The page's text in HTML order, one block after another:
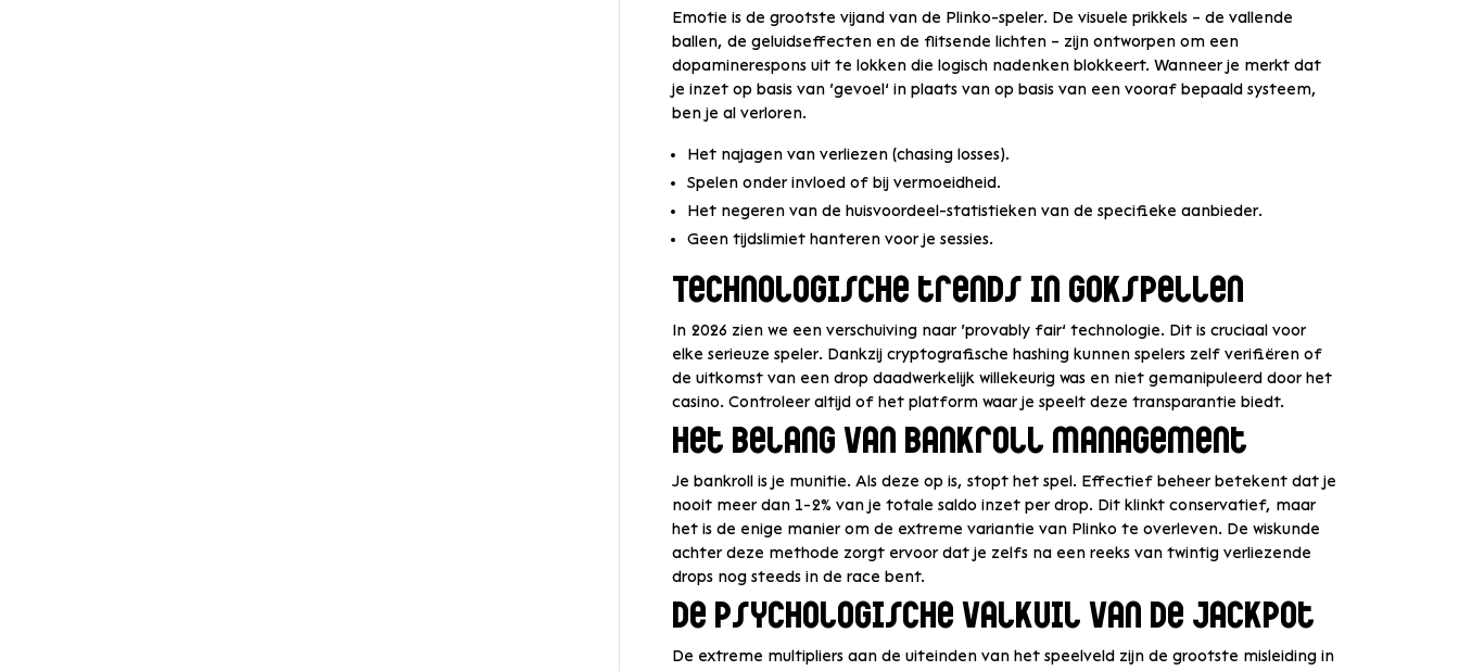
Emotie is de grootste vijand van de Plinko-speler. De visuele prikkels – de vallende
ballen, de geluidseffecten en de flitsende lichten – zijn ontworpen om een
dopaminerespons uit te lokken die logisch nadenken blokkeert. Wanneer je merkt dat
je inzet op basis van ‘gevoel’ in plaats van op basis van een vooraf bepaald systeem,
ben je al verloren.
Het najagen van verliezen (chasing losses).
Spelen onder invloed of bij vermoeidheid.
Het negeren van de huisvoordeel-statistieken van de specifieke aanbieder.
Geen tijdslimiet hanteren voor je sessies.
Technologische trends in gokspellen
In 2026 zien we een verschuiving naar ‘provably fair’ technologie. Dit is cruciaal voor
elke serieuze speler. Dankzij cryptografische hashing kunnen spelers zelf verifiëren of
de uitkomst van een drop daadwerkelijk willekeurig was en niet gemanipuleerd door het
casino. Controleer altijd of het platform waar je speelt deze transparantie biedt.
Het belang van bankroll management
Je bankroll is je munitie. Als deze op is, stopt het spel. Effectief beheer betekent dat je
nooit meer dan 1-2% van je totale saldo inzet per drop. Dit klinkt conservatief, maar
het is de enige manier om de extreme variantie van Plinko te overleven. De wiskunde
achter deze methode zorgt ervoor dat je zelfs na een reeks van twintig verliezende
drops nog steeds in de race bent.
De psychologische valkuil van de jackpot
De extreme multipliers aan de uiteinden van het speelveld zijn de grootste misleiding in